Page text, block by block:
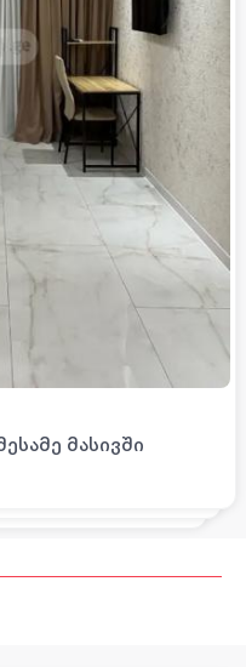
მასივში